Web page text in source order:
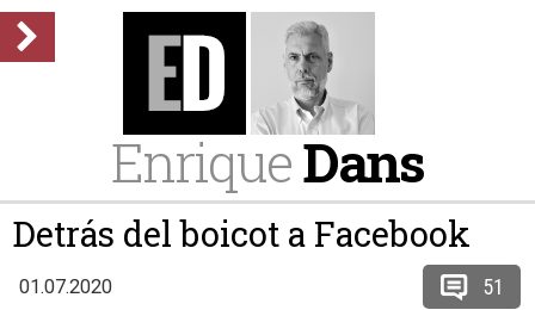
EnriqueDans
Detrás del boicot a Facebook
01.07.2020 51